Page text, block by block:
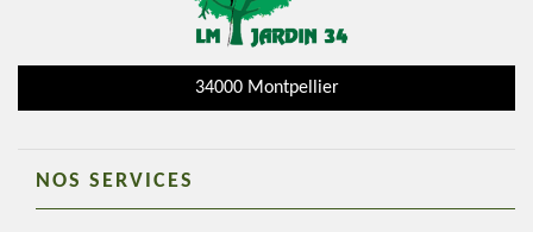
34000 Montpellier
NOS SERVICES